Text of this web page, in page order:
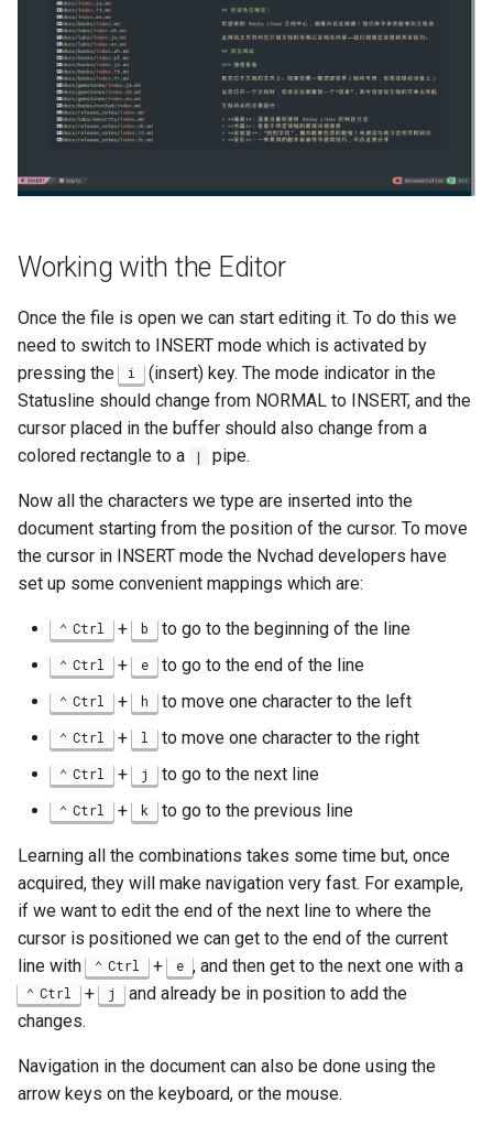
Working with the Editor
Once the file is open we can start editing it. To do this we
need to switch to INSERT mode which is activated by
pressing the
i
(insert) key. The mode indicator in the
Statusline should change from NORMAL to INSERT, and the
cursor placed in the buffer should also change from a
colored rectangle to a
| pipe.
Now all the characters we type are inserted into the
document starting from the position of the cursor. To move
the cursor in INSERT mode the Nvchad developers have
set up some convenient mappings which are:
Ctrl + b to go to the beginning of the line
Ctrl + e to go to the end of the line
Ctrl + h to move one character to the left
Ctrl + l to move one character to the right
Ctrl + j to go to the next line
Ctrl + k to go to the previous line
Learning all the combinations takes some time but, once
acquired, they will make navigation very fast. For example,
if we want to edit the end of the next line to where the
cursor is positioned we can get to the end of the current
line with
Ctrl + e , and then get to the next one with a
Ctrl + j
and already be in position to add the
changes.
Navigation in the document can also be done using the
arrow keys on the keyboard, or the mouse.